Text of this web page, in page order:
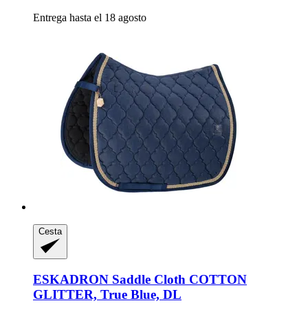
Entrega hasta el 18 agosto
Cesta
ESKADRON Saddle Cloth COTTON
GLITTER, True Blue, DL